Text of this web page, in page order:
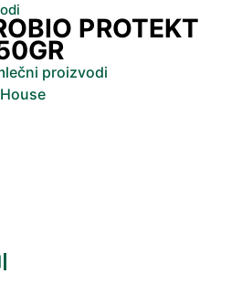
PROTEKT
proizvodi